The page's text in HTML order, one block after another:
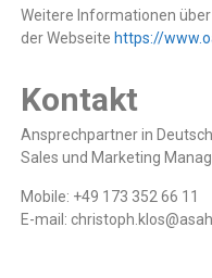
Weitere Informationen
der Webseite https://
Kontakt
Ansprechpartner in
Sales und Marketing
Mobile: +49 173 352 66 11
E-mail: